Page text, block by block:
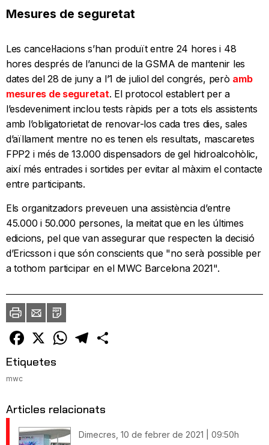
Mesures de seguretat
Les cancel·lacions s’han produït entre 24 hores i 48
hores després de l’anunci de la GSMA de mantenir les
dates del 28 de juny a l’1 de juliol del congrés, però amb
mesures de seguretat. El protocol establert per a
l’esdeveniment inclou tests ràpids per a tots els assistents
amb l’obligatorietat de renovar-los cada tres dies, sales
d’aïllament mentre no es tenen els resultats, mascaretes
FPP2 i més de 13.000 dispensadors de gel hidroalcohòlic,
així més entrades i sortides per evitar al màxim el contacte
entre participants.
Els organitzadors preveuen una assistència d’entre
45.000 i 50.000 persones, la meitat que en les últimes
edicions, pel que van assegurar que respecten la decisió
d’Ericsson i que són conscients que "no serà possible per
a tothom participar en el MWC Barcelona 2021".
ImprimirEnvia
un
amic
PDF
Facebook
X WhatsAppTelegram
Etiquetes
mwc
Articles relacionats
Dimecres, 10 de febrer de 2021 | 09:50h